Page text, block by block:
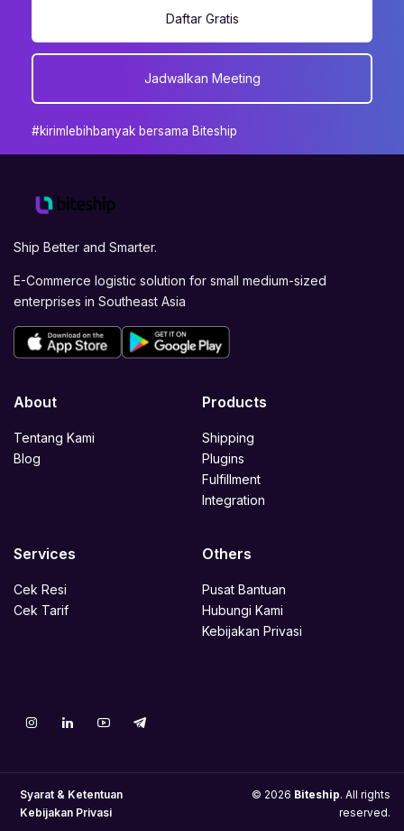
Daftar Gratis
Jadwalkan Meeting
#kirimlebihbanyak bersama Biteship
Ship Better and Smarter.
E-Commerce logistic solution for small medium-sized
enterprises in Southeast Asia
About
Tentang Kami
Blog
Products
Shipping
Plugins
Fulfillment
Integration
Services
Cek Resi
Cek Tarif
Others
Pusat Bantuan
Hubungi Kami
Kebijakan Privasi
Syarat & Ketentuan
Kebijakan Privasi
© 2026 Biteship. All rights
reserved.